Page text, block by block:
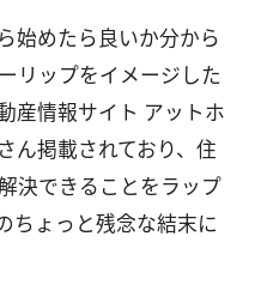
始めたら良いか分から
リップをイメージした
産情報サイト アットホ
ん掲載されており、住
決できることをラップ
ちょっと残念な結末に